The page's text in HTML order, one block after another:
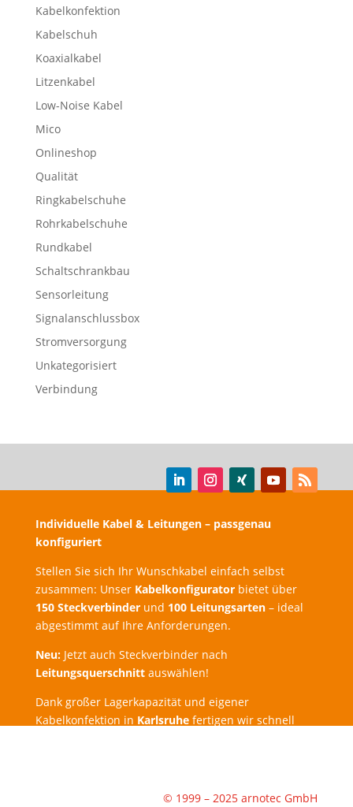
Kabelkonfektion
Kabelschuh
Koaxialkabel
Litzenkabel
Low-Noise Kabel
Mico
Onlineshop
Qualität
Ringkabelschuhe
Rohrkabelschuhe
Rundkabel
Schaltschrankbau
Sensorleitung
Signalanschlussbox
Stromversorgung
Unkategorisiert
Verbindung
Individuelle Kabel & Leitungen – passgenau
konfiguriert
Stellen Sie sich Ihr Wunschkabel einfach selbst
zusammen: Unser Kabelkonfiguratorbietet über
150 Steckverbinderund 100 Leitungsarten– ideal
abgestimmt auf Ihre Anforderungen.
Neu:Jetzt auch Steckverbinder nach
Leitungsquerschnittauswählen!
Dank großer Lagerkapazität und eigener
Kabelkonfektion in Karlsruhefertigen wir schnell
© 1999 – 2025 arnotec GmbH